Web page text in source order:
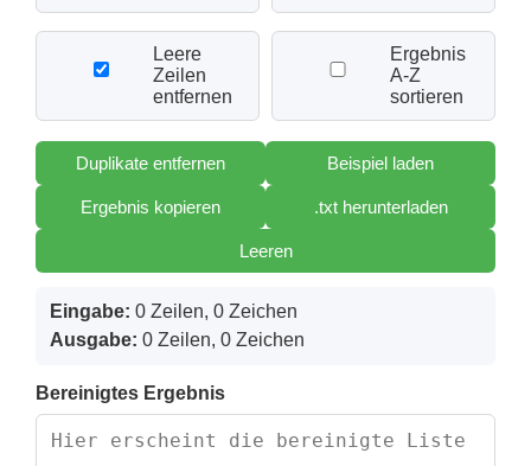
Leere
Zeilen
entfernen
Ergebnis
A-Z
sortieren
Duplikate entfernen Beispiel laden
Ergebnis kopieren .txt herunterladen
Leeren
Eingabe: 0 Zeilen, 0 Zeichen
Ausgabe: 0 Zeilen, 0 Zeichen
Bereinigtes Ergebnis